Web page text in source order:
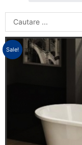
Sale!